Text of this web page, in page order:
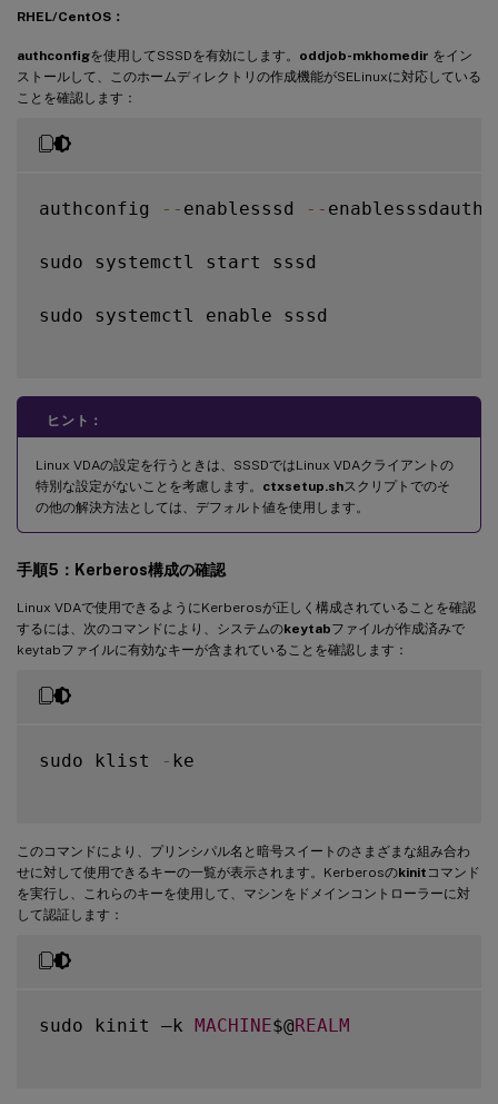
default_shell
fallback_homedir = home
# Uncomment and adjust
RHEL/CentOS：
authconfigを使用してSSSDを有効にします。 oddjob-mkhomedir をイン
ストールして、このホームディレクトリの作成機能がSELinuxに対応している
ことを確認します：
authconfig -- enablesssd -- enablesssdauth
sudo systemctl start sssd
sudo systemctl enable sssd
ヒント：
Linux VDAの設定を行うときは、SSSDではLinux VDAクライアントの
特別な設定がないことを考慮します。 ctxsetup.shスクリプトでのそ
の他の解決方法としては、デフォルト値を使用します。
手順5：Kerberos構成の確認
Linux VDAで使用できるようにKerberosが正しく構成されていることを確認
するには、次のコマンドにより、システムのkeytabファイルが作成済みで
keytabファイルに有効なキーが含まれていることを確認します：
sudo klist - ke
このコマンドにより、プリンシパル名と暗号スイートのさまざまな組み合わ
せに対して使用できるキーの一覧が表示されます。Kerberosのkinit コマンド
を実行し、これらのキーを使用して、マシンをドメインコントローラーに対
して認証します：
sudo kinit –k MACHINE$@REALM